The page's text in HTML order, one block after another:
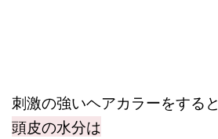
刺激の強いヘアカラーをすると
頭皮の水分は